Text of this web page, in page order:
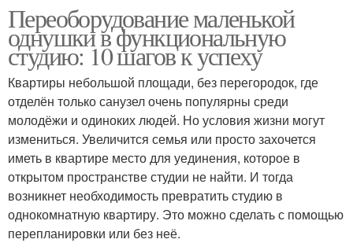
Переоборудование маленькой
однушки в функциональную
студию: 10 шагов к успеху
Квартиры небольшой площади, без перегородок, где
отделён только санузел очень популярны среди
молодёжи и одиноких людей. Но условия жизни могут
измениться. Увеличится семья или просто захочется
иметь в квартире место для уединения, которое в
открытом пространстве студии не найти. И тогда
возникнет необходимость превратить студию в
однокомнатную квартиру. Это можно сделать с помощью
перепланировки или без неё.